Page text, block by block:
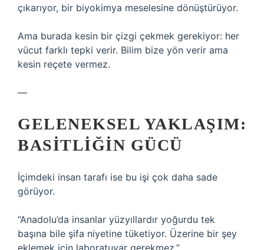
çıkarıyor, bir biyokimya meselesine dönüştürüyor.
Ama burada kesin bir çizgi çekmek gerekiyor: her
vücut farklı tepki verir. Bilim bize yön verir ama
kesin reçete vermez.
—
GELENEKSEL YAKLAŞIM:
BASITLIĞIN GÜCÜ
İçimdeki insan tarafı ise bu işi çok daha sade
görüyor.
“Anadolu’da insanlar yüzyıllardır yoğurdu tek
başına bile şifa niyetine tüketiyor. Üzerine bir şey
eklemek için laboratuvar gerekmez.”